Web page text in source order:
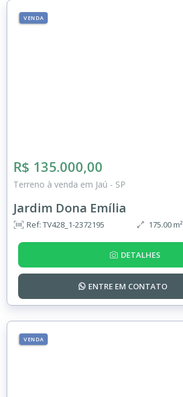
VENDA
R$ 135.000,00
Terreno à venda em Jaú - SP
Jardim Dona Emília
Ref: TV428_1-2372195 175.00 m²
DETALHES
ENTRE EM CONTATO
VENDA